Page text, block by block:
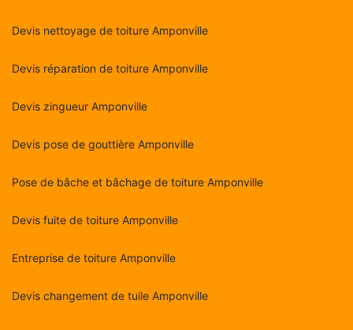
Devis nettoyage de toiture Amponville
Devis réparation de toiture Amponville
Devis zingueur Amponville
Devis pose de gouttière Amponville
Pose de bâche et bâchage de toiture Amponville
Devis fuite de toiture Amponville
Entreprise de toiture Amponville
Devis changement de tuile Amponville